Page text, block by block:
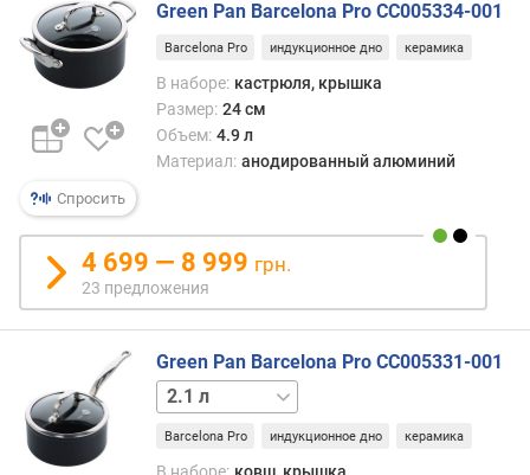
с
.
р
а
м
е
(
с
м
)
м
.
о
Спросить
Green Pan Barcelona Pro CC005334-001
Barcelona Pro индукционное дно керамика
В наборе: кастрюля, крышка
Размер: 24 см
Объем: 4.9 л
Материал: анодированный алюминий
4 699 — 8 999 грн.
23 предложения
Green Pan Barcelona Pro CC005331-001
3.1 л
Barcelona Pro индукционное дно керамика